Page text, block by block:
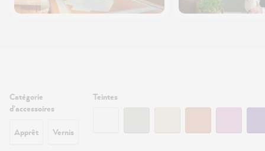
Catégorie
d'accessoires
Apprêt Vernis
Teintes